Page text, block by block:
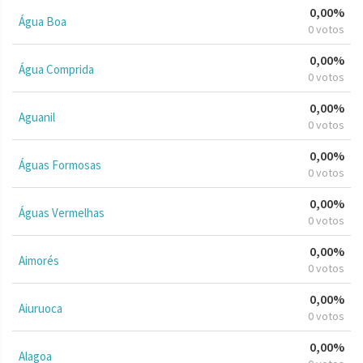
Água Boa
0,00%
0 votos
Água Comprida
0,00%
0 votos
Aguanil
0,00%
0 votos
Águas Formosas
0,00%
0 votos
Águas Vermelhas
0,00%
0 votos
Aimorés
0,00%
0 votos
Aiuruoca
0,00%
0 votos
Alagoa
0,00%